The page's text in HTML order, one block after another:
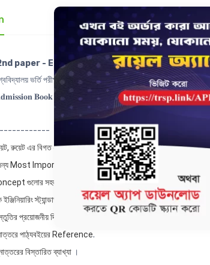
Review(0) Delivery &
paper - Engineering Admission 2025
ভর্তি পরীক্ষা খুবই সন্নিকটে। পড়া অনেক; সময়ও কম আবার
𝐁𝐨𝐨𝐤 - Chemistry 2nd paper
রুয়েট এর বিগত ২০ বছরের প্রশ্নোত্তর ও এনালাইসিস।
জন্য Most Important Conceptual প্রশ্নোত্তর।
গুলোর সহজ সরল উপস্থাপনা।
স্ট্যান্ডার্ড মডেল টেস্ট.
প্রয়োজনীয় দিক নির্দেশনা
পাঠ্যবইয়ের Reference.
বিস্তারিত ব্যাখ্যা ।